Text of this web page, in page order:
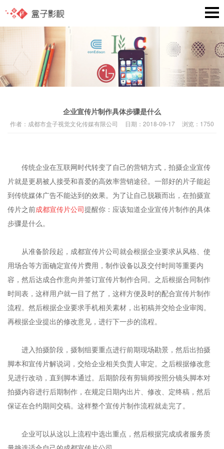
企业宣传片制作具体步骤是什么
作者： 成都市盒子视觉文化传媒有限公司 日期： 2018-09-17 浏览： 1750
传统企业在互联网时代转变了自己的营销方式，拍摄企业宣传
片就是更易被人接受和喜爱的高效率营销途径。一部好的片子能起
到传统媒体广告不能达到的效果。为了让自己脱颖而出，在拍摄宣
传片之前成都宣传片公司提醒你：应该知道企业宣传片制作的具体
步骤是什么。
从准备阶段起，成都宣传片公司就会根据企业要求从风格、使
用场合等方面确定宣传片费用，制作设备以及交付时间等重要内
容，然后达成合作意向并签订宣传片制作合同。之后根据合同制作
时间表，这样用户就一目了然了，这样方便及时的配合宣传片制作
流程。然后根据企业要求手机相关素材，出初稿并交给企业审阅。
再根据企业提出的修改意见，进行下一步的流程。
进入拍摄阶段，摄制组要重点进行前期现场勘景，然后出拍摄
脚本和宣传片解说词，交给企业相关负责人审定。之后根据修改意
见进行改动，直到脚本通过。后期阶段有剪辑师按照分镜头脚本对
拍摄内容进行后期制作，在规定日期内出片、修改、定终稿，然后
保证在合约期间交稿。这样整个宣传片制作流程就走完了。
企业可以从这以上流程中选出重点，然后根据完成或者服务质